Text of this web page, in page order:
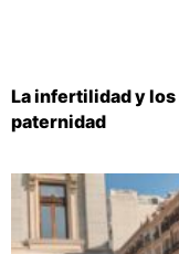
La infertilidad y
paternidad